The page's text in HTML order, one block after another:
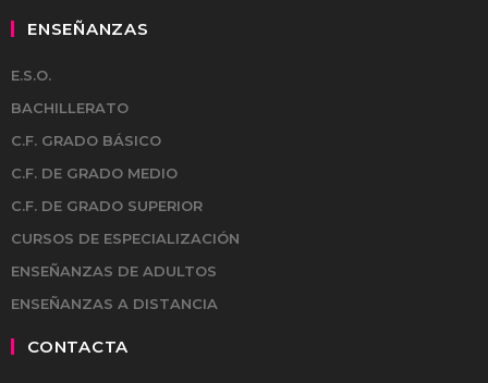
ENSEÑANZAS
E.S.O.
BACHILLERATO
C.F. GRADO BÁSICO
C.F. DE GRADO MEDIO
C.F. DE GRADO SUPERIOR
CURSOS DE ESPECIALIZACIÓN
ENSEÑANZAS DE ADULTOS
ENSEÑANZAS A DISTANCIA
CONTACTA